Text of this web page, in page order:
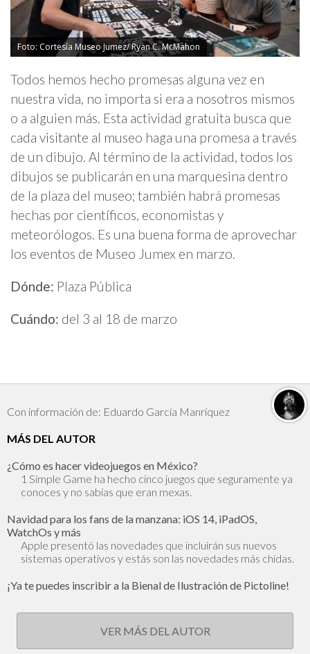
Foto: Cortesía Museo Jumez/ Ryan C. McMahon
Todos hemos hecho promesas alguna vez en
nuestra vida, no importa si era a nosotros mismos
o a alguien más. Esta actividad gratuita busca que
cada visitante al museo haga una promesa a través
de un dibujo. Al término de la actividad, todos los
dibujos se publicarán en una marquesina dentro
de la plaza del museo; también habrá promesas
hechas por científicos, economistas y
meteorólogos. Es una buena forma de aprovechar
los eventos de Museo Jumex en marzo.
Dónde: Plaza Pública
Cuándo: del 3 al 18 de marzo
Con información de: Eduardo García Manríquez
MÁS DEL AUTOR
¿Cómo es hacer videojuegos en México?
1 Simple Game ha hecho cinco juegos que seguramente ya
conoces y no sabías que eran mexas.
Navidad para los fans de la manzana: iOS 14, iPadOS,
WatchOs y más
Apple presentó las novedades que incluirán sus nuevos
sistemas operativos y estás son las novedades más chidas.
¡Ya te puedes inscribir a la Bienal de Ilustración de Pictoline!
VER MÁS DEL AUTOR